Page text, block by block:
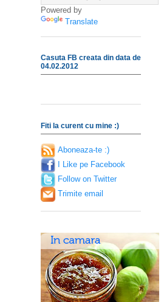
Powered by
Translate
Casuta FB creata din data de
04.02.2012
Fiti la curent cu mine :)
Aboneaza-te :)
I Like pe Facebook
Follow on Twitter
Trimite email